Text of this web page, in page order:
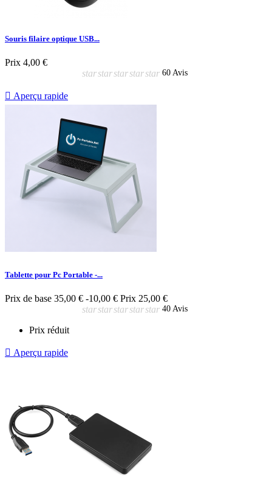
Souris filaire optique USB...
Prix 4,00 €
starstarstarstarstar 60 Avis
 Aperçu rapide
Tablette pour Pc Portable -...
Prix de base 35,00 € -10,00 € Prix 25,00 €
starstarstarstarstar 40 Avis
Prix réduit
 Aperçu rapide